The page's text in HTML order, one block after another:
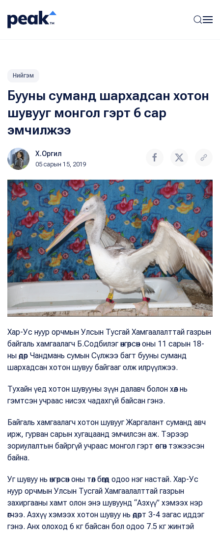
Нийгэм
Бууны суманд шархадсан хотон
шувууг монгол гэрт 6 сар
эмчилжээ
Х.Оргил
05 сарын 15, 2019
Хар-Ус нуур орчмын Улсын Тусгай Хамгаалалттай газрын
байгаль хамгаалагч Б.Содбилэг өнгөрсөн оны 11 сарын 18-
ны өдөр Чандмань сумын Сүлжээ багт бууны суманд
шархадсан хотон шувуу байгааг олж илрүүлжээ.
Тухайн үед хотон шувууны зүүн далавч болон хөл нь
гэмтсэн учраас нисэх чадахгүй байсан гэнэ.
Байгаль хамгаалагч хотон шувууг Жаргалант суманд авч
ирж, гурван сарын хугацаанд эмчилсэн аж. Тэрээр
зориулалтын байргүй учраас монгол гэрт өсгөн тэжээсэн
байна.
Уг шувуу нь өнгөрсөн оны төл бөгөөд одоо нэг настай. Хар-Ус
нуур орчмын Улсын Тусгай Хамгаалалттай газрын
захиргааны хамт олон энэ шувуунд “Азхүү” хэмээх нэр
өгчээ. Азхүү хэмээх хотон шувуу нь өдөрт 3-4 загас иддэг
гэнэ. Анх олоход 6 кг байсан бол одоо 7.5 кг жинтэй